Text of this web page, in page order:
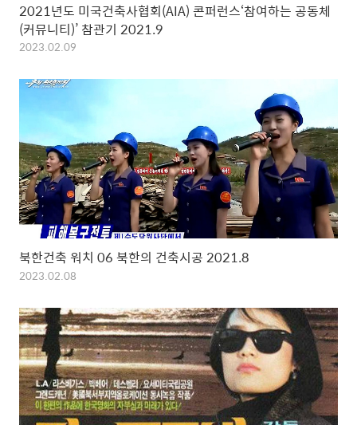
2021년도 미국건축사협회(AIA) 콘퍼런스‘참여하는 공동체
(커뮤니티)’ 참관기 2021.9
2023.02.09
북한건축 워치 06 북한의 건축시공 2021.8
2023.02.08